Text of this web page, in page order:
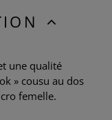
une qualité
» cousu au dos
femelle.